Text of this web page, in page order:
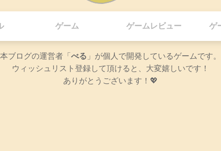
ゲーム ゲームレビュー ゲ
本ブログの運営者「 べる 」が個人で開発しているゲームです。
ウィッシュリスト登録して頂けると、大変嬉しいです！
ありがとうございます！💖